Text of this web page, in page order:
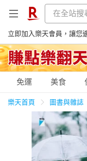
立即加入樂天會員，讓您
購物網分類
天天免運 美食
免運 美食
樂天首頁 圖書與雜誌